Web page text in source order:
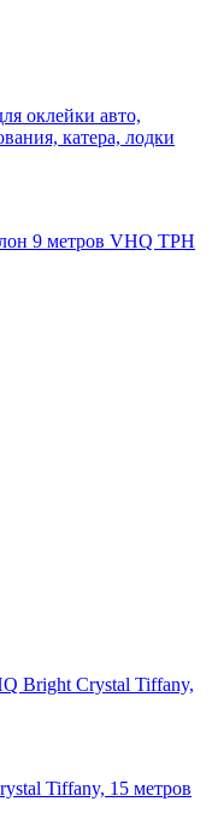
9 метров VHQ TPH
Tiffany, 15 метров